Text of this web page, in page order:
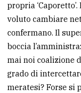
propria
voluto cambiare
confermano. Il
boccia
mai noi coalizione
grado di
meratesi? Forse si